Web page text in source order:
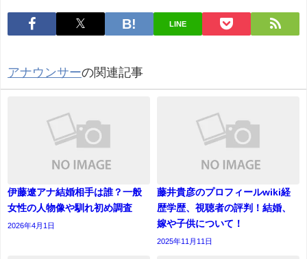
LINE
アナウンサーの関連記事
伊藤遼アナ結婚相手は誰？一般
女性の人物像や馴れ初め調査
2026年4月1日
藤井貴彦のプロフィールwiki経
歴学歴、視聴者の評判！結婚、
嫁や子供について！
2025年11月11日